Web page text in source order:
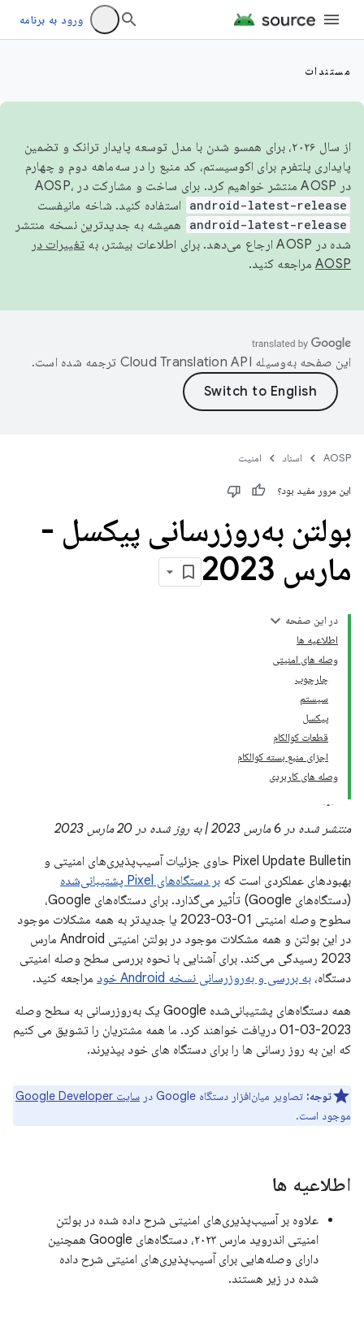
ورود به برنامه
مستندات
از سال ۲۰۲۶، برای همسو شدن با مدل توسعه پایدار ترانک و تضمین
پایداری پلتفرم برای اکوسیستم، کد منبع را در سه‌ماهه دوم و چهارم
در AOSP منتشر خواهیم کرد. برای ساخت و مشارکت در AOSP،
android-latest-release استفاده کنید. شاخه مانیفست
android-latest-release
همیشه به جدیدترین نسخه منتشر
شده در AOSP ارجاع می‌دهد. برای اطلاعات بیشتر، به
تغییرات در
AOSP مراجعه کنید.
این صفحه به‌وسیله ترجمه شده است.
AOSP اسناد امنیت
این مرور مفید بود؟
بولتن به‌روزرسانی پیکسل -
مارس 2023
در این صفحه
اطلاعیه ها
وصله های امنیتی
چارچوب
سیستم
پیکسل
قطعات کوالکام
اجزای منبع بسته کوالکام
وصله های کاربردی
منتشر شده در 6 مارس 2023 | به روز شده در 20 مارس 2023
Pixel Update Bulletin حاوی جزئیات آسیب‌پذیری‌های امنیتی و
بهبودهای عملکردی است که بر دستگاه‌های Pixel پشتیبانی‌شده
(دستگاه‌های Google) تأثیر می‌گذارد. برای دستگاه‌های Google،
سطوح وصله امنیتی 01-03-2023 یا جدیدتر به همه مشکلات موجود
در این بولتن و همه مشکلات موجود در بولتن امنیتی Android مارس
2023 رسیدگی می‌کند. برای آشنایی با نحوه بررسی سطح وصله امنیتی
دستگاه، به بررسی و به‌روزرسانی نسخه Android خود
مراجعه کنید.
همه دستگاه‌های پشتیبانی‌شده Google یک به‌روزرسانی به سطح وصله
2023-03-01 دریافت خواهند کرد. ما همه مشتریان را تشویق می کنیم
که این به روز رسانی ها را برای دستگاه های خود بپذیرند.
توجه: تصاویر میان‌افزار دستگاه Google در
سایت Google Developer
موجود است.
اطلاعیه ها
علاوه بر آسیب‌پذیری‌های امنیتی شرح داده شده در بولتن
امنیتی اندروید مارس ۲۰۲۳، دستگاه‌های Google همچنین
دارای وصله‌هایی برای آسیب‌پذیری‌های امنیتی شرح داده
شده در زیر هستند.